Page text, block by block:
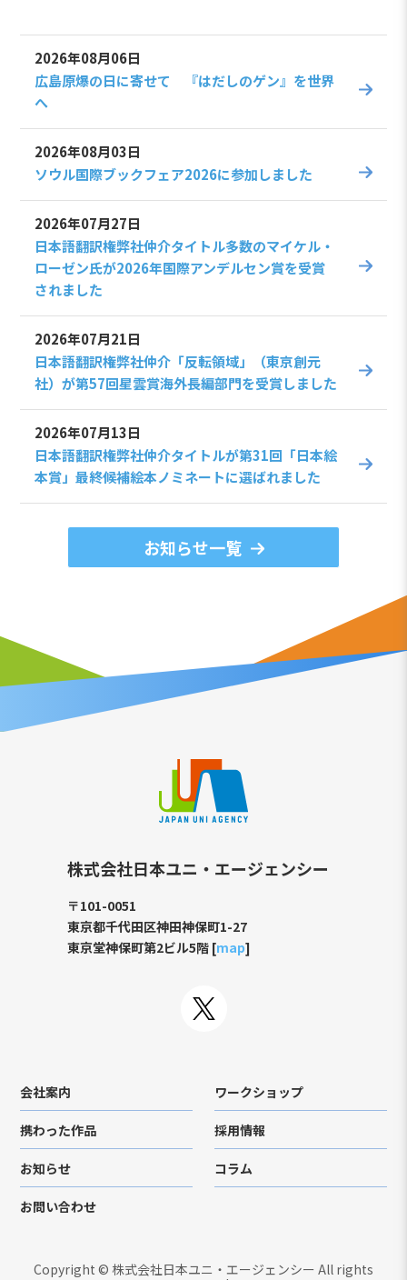
2026年08月06日
広島原爆の日に寄せて 『はだしのゲン』を世界
へ
2026年08月03日
ソウル国際ブックフェア2026に参加しました
2026年07月27日
日本語翻訳権弊社仲介タイトル多数のマイケル・
ローゼン氏が2026年国際アンデルセン賞を受賞
されました
2026年07月21日
日本語翻訳権弊社仲介「反転領域」（東京創元
社）が第57回星雲賞海外長編部門を受賞しました
2026年07月13日
日本語翻訳権弊社仲介タイトルが第31回「日本絵
本賞」最終候補絵本ノミネートに選ばれました
お知らせ一覧
株式会社日本ユニ・エージェンシー
〒101-0051
東京都千代田区神田神保町1-27
東京堂神保町第2ビル5階 [map]
会社案内 ワークショップ
携わった作品 採用情報
お知らせ コラム
お問い合わせ
Copyright © 株式会社日本ユニ・エージェンシー All rights